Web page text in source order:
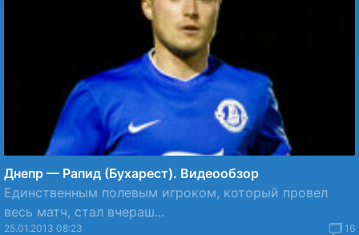
Днепр — Рапид (Бухарест). Видеообзор
Единственным полевым игроком, который провел
весь матч, стал вчераш...
25.01.2013 08:23 16